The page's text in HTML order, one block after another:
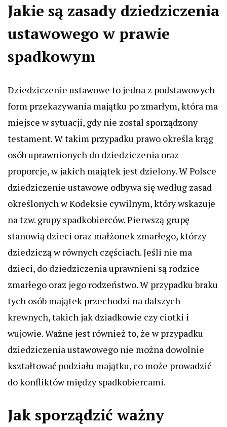
Jakie są zasady dziedziczenia
ustawowego w prawie
spadkowym
Dziedziczenie ustawowe to jedna z podstawowych
form przekazywania majątku po zmarłym, która ma
miejsce w sytuacji, gdy nie został sporządzony
testament. W takim przypadku prawo określa krąg
osób uprawnionych do dziedziczenia oraz
proporcje, w jakich majątek jest dzielony. W Polsce
dziedziczenie ustawowe odbywa się według zasad
określonych w Kodeksie cywilnym, który wskazuje
na tzw. grupy spadkobierców. Pierwszą grupę
stanowią dzieci oraz małżonek zmarłego, którzy
dziedziczą w równych częściach. Jeśli nie ma
dzieci, do dziedziczenia uprawnieni są rodzice
zmarłego oraz jego rodzeństwo. W przypadku braku
tych osób majątek przechodzi na dalszych
krewnych, takich jak dziadkowie czy ciotki i
wujowie. Ważne jest również to, że w przypadku
dziedziczenia ustawowego nie można dowolnie
kształtować podziału majątku, co może prowadzić
do konfliktów między spadkobiercami.
Jak sporządzić ważny